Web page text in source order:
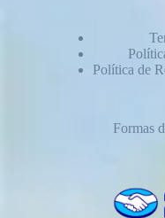
Política de
Formas